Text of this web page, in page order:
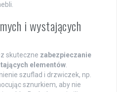
i wystających
skuteczne zabezpieczanie
elementów.
szuflad i drzwiczek, np.
sznurkiem, aby nie